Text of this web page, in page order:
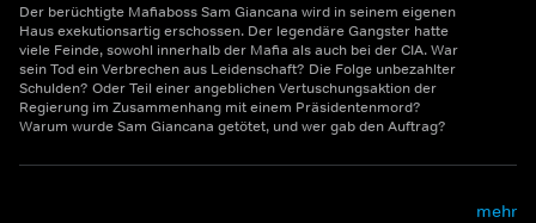
Der berüchtigte Mafiaboss Sam Giancana wird in seinem eigenen
Haus exekutionsartig erschossen. Der legendäre Gangster hatte
viele Feinde, sowohl innerhalb der Mafia als auch bei der CIA. War
sein Tod ein Verbrechen aus Leidenschaft? Die Folge unbezahlter
Schulden? Oder Teil einer angeblichen Vertuschungsaktion der
Regierung im Zusammenhang mit einem Präsidentenmord?
Warum wurde Sam Giancana getötet, und wer gab den Auftrag?
mehr